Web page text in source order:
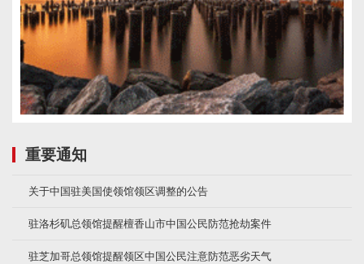
重要通知
关于中国驻美国使领馆领区调整的公告
驻洛杉矶总领馆提醒檀香山市中国公民防范抢劫案件
驻芝加哥总领馆提醒领区中国公民注意防范恶劣天气